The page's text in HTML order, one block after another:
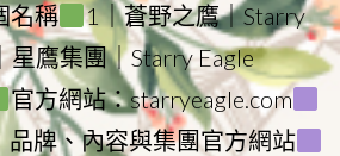
名稱
1｜蒼野之鷹｜Starry
星鷹集團｜Starry Eagle
官方網站：starryeagle.com
品牌、內容與集團官方網站